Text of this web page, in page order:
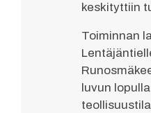
keskityttiin
Toiminnan
luvun